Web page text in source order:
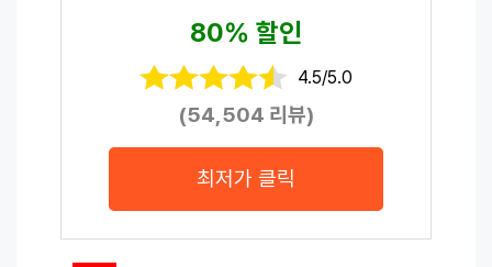
80% 할인
4.5/5.0
(54,504 리뷰)
최저가 클릭